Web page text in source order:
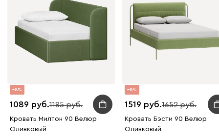
8
1089 1185
Кровать Милтон 90 Велюр
Оливковый
8
1519 1652
Кровать Бэсти 90 Велюр
Оливковый